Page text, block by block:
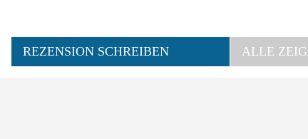
REZENSION SCHREIBEN ALLE